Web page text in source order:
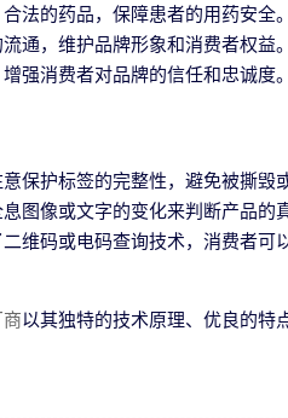
法的药品，保障患者的用药安全。
通，维护品牌形象和消费者权益。
强消费者对品牌的信任和忠诚度。
保护标签的完整性，避免被撕毁
图像或文字的变化来判断产品的
维码或电码查询技术，消费者可
以其独特的技术原理、优良的特